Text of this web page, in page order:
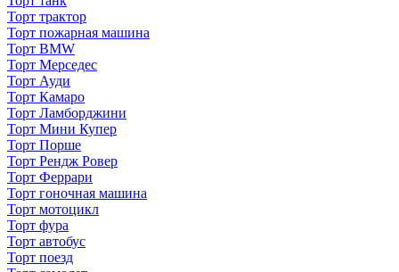
Торт трактор
Торт пожарная машина
Торт BMW
Торт Мерседес
Торт Ауди
Торт Камаро
Торт Ламборджини
Торт Мини Купер
Торт Порше
Торт Рендж Ровер
Торт Феррари
Торт гоночная машина
Торт мотоцикл
Торт фура
Торт автобус
Торт поезд